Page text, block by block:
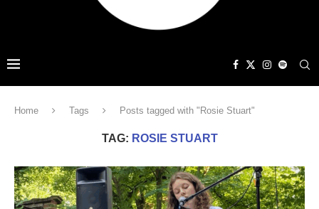
Home Tags Posts tagged with "Rosie Stuart"
TAG: ROSIE STUART